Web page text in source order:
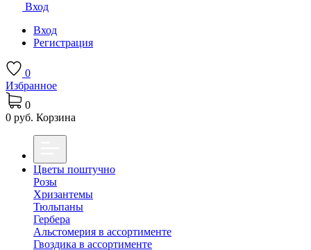
Вход
Вход
Регистрация
0
Избранное
0
0 руб. Корзина
Цветы поштучно
Розы
Хризантемы
Тюльпаны
Гербера
Альстомерия в ассортименте
Гвоздика в ассортименте